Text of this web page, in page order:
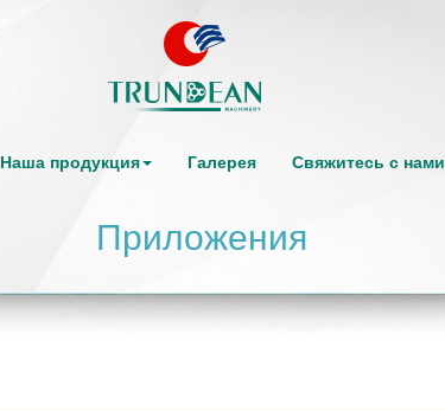
Наша продукция Галерея Свяжитесь с нами
Приложения